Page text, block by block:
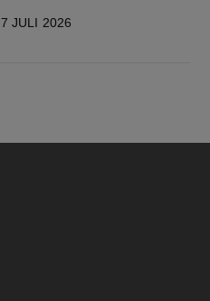
7 JULI 2026